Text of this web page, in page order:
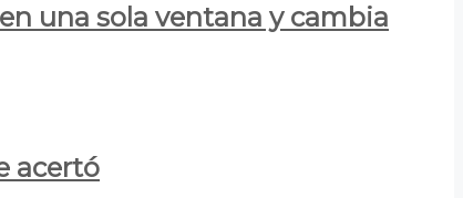
una sola ventana y cambia
acertó